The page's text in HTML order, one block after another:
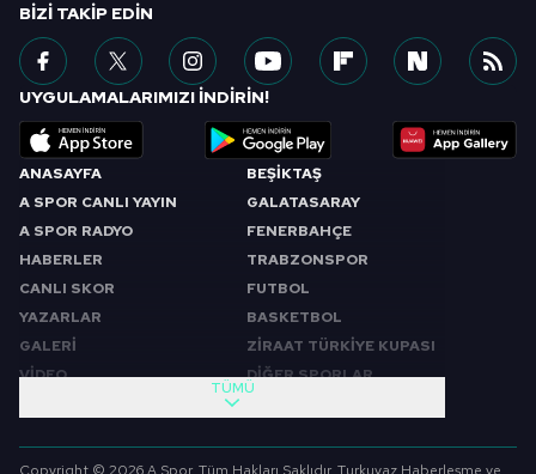
ANASAYFA
A SPOR CANLI YAYIN
A SPOR RADYO
HABERLER
CANLI SKOR
YAZARLAR
GALERİ
VİDEO
BEŞİKTAŞ
GALATASARAY
FENERBAHÇE
TRABZONSPOR
FUTBOL
BASKETBOL
ZİRAAT TÜRKİYE KUPASI
DİĞER SPORLAR
SABAH SPORU
FUTBOL
TÜMÜ
BIZI TAKIP EDIN
UYGULAMALARIMIZI İNDİRİN!
Copyright © 2026 A Spor. Tüm Hakları Saklıdır. Turkuvaz Haberleşme ve